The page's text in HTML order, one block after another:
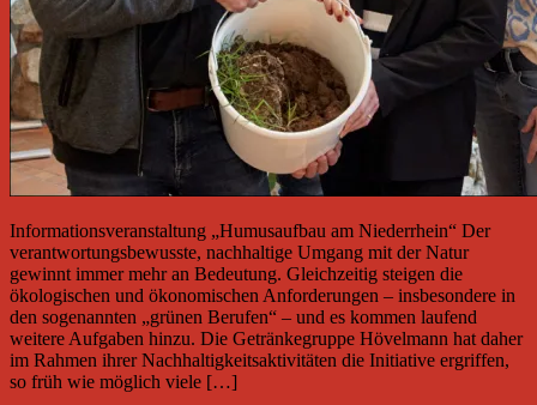
Informationsveranstaltung „Humusaufbau am Niederrhein“ Der
verantwortungsbewusste, nachhaltige Umgang mit der Natur
gewinnt immer mehr an Bedeutung. Gleichzeitig steigen die
ökologischen und ökonomischen Anforderungen – insbesondere in
den sogenannten „grünen Berufen“ – und es kommen laufend
weitere Aufgaben hinzu. Die Getränkegruppe Hövelmann hat daher
im Rahmen ihrer Nachhaltigkeitsaktivitäten die Initiative ergriffen,
so früh wie möglich viele […]